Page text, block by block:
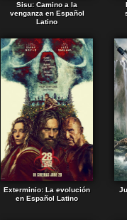
Sisu: Camino a la
venganza en Español
Latino
Exterminio: La evolución
en Español Latino